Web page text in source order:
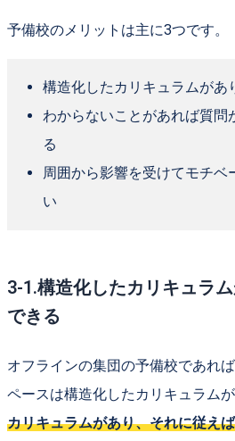
予備校のメリットは主に3つです。
構造化したカリキュラムがあ
わからないことがあれば質問
る
周囲から影響を受けてモチベ
い
3-1.構造化したカリキュラ
できる
オフラインの集団の予備校であれ
ペースは構造化したカリキュラムが
カリキュラムがあり、それに従え